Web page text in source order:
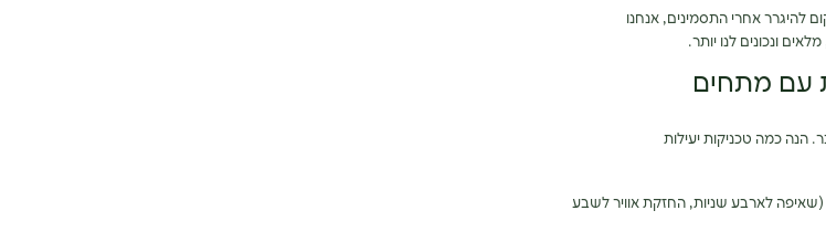
להיגרר אחרי התסמינים, אנחנו
ונכונים לנו יותר.
עם מתחים
כמה טכניקות יעילות
: האטת קצב הנשימה ושימוש בטכניקות כמו נשימת 4-7-8 (שאיפה לארבע שניות, החזקת אוויר לשבע